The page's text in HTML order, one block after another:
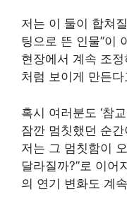
저는 이 둘이 합쳐
팅으로 뜬 인물”이
현장에서 계속 조
처럼 보이게 만든
혹시 여러분도 ‘참
잠깐 멈칫했던 순
저는 그 멈칫함이
달라질까?”로 이어
의 연기 변화도 계